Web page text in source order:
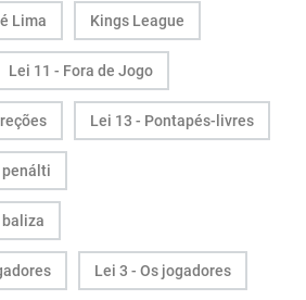
Lima Kings League
Lei 11 - Fora de Jogo
Lei 13 - Pontapés-livres
penálti
baliza
Lei 3 - Os jogadores